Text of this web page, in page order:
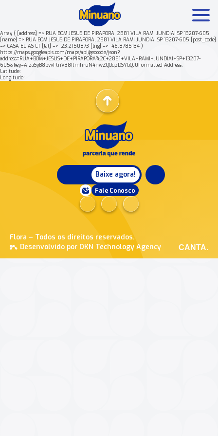
Array ( [address] => RUA BOM JESUS DE PIRAPORA, 2881 VILA RAMI JUNDIAI SP 13207-605
[name] => RUA BOM JESUS DE PIRAPORA, 2881 VILA RAMI JUNDIAI SP 13207-605 [post_code]
=> CASA ELIAS LT [lat] => -23.2150873 [lng] => -46.8785134 )
https://maps.googleapis.com/maps/api/geocode/json?
address=RUA+BOM+JESUS+DE+PIRAPORA%2C+2881+VILA+RAMI+JUNDIAI+SP+13207-
605&key=AIzaSyB8pvvFtnV38ItmhruN4nwZQOqzDSYbQJ0Formatted Address:
Latitude:
Longitude:
Baixe agora!
Fale Conosco
Flora – Todos os direitos reservados.
Desenvolvido por OKN Technology Agency
CANTA.
Mais buscados: Produtos Minuano Rende +
Nossa história